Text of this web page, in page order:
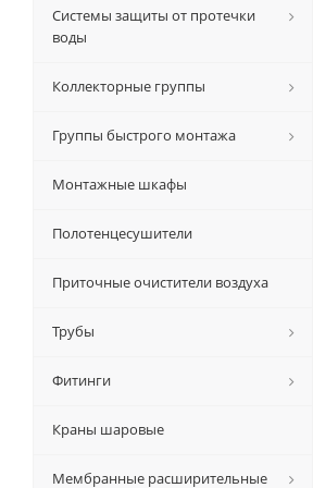
Системы защиты от протечки
воды
Коллекторные группы
Группы быстрого монтажа
Монтажные шкафы
Полотенцесушители
Приточные очистители воздуха
Трубы
Фитинги
Краны шаровые
Мембранные расширительные